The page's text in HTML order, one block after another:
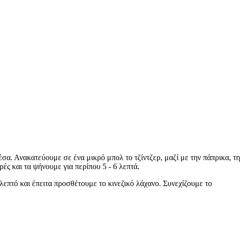
Ανακατεύουμε σε ένα μικρό μπολ το τζίντζερ, μαζί με την πάπρικα, τη
και τα ψήνουμε για περίπου 5 - 6 λεπτά.
και έπειτα προσθέτουμε το κινεζικό λάχανο. Συνεχίζουμε το